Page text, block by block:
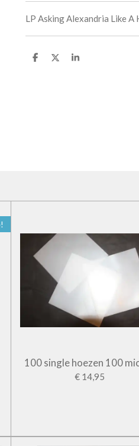
LP Asking Alexandria Like A
D
D
S
100 single hoezen 100
€ 14,95